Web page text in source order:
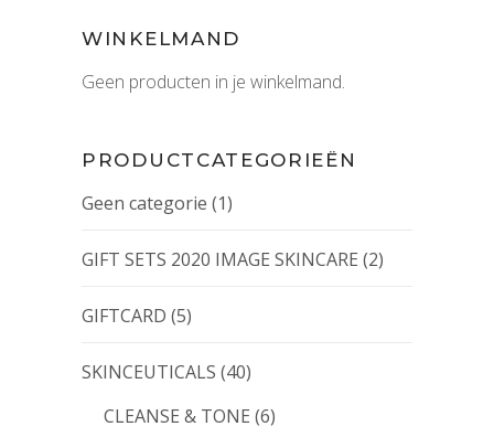
WINKELMAND
Geen producten in je winkelmand.
PRODUCTCATEGORIEËN
Geen categorie (1)
GIFT SETS 2020 IMAGE SKINCARE (2)
GIFTCARD (5)
SKINCEUTICALS (40)
CLEANSE & TONE (6)